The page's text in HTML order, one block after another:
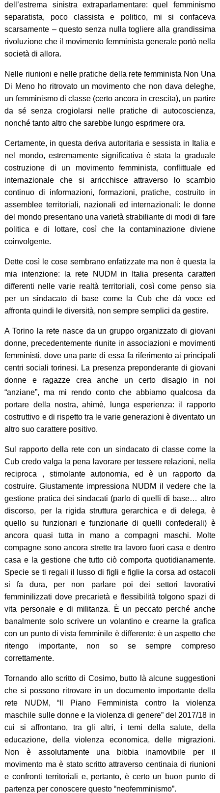
dell’estrema sinistra extraparlamentare: quel femminismo
separatista, poco classista e politico, mi si confaceva
scarsamente – questo senza nulla togliere alla grandissima
rivoluzione che il movimento femminista generale portò nella
società di allora.
Nelle riunioni e nelle pratiche della rete femminista Non Una
Di Meno ho ritrovato un movimento che non dava deleghe,
un femminismo di classe (certo ancora in crescita), un partire
da sé senza crogiolarsi nelle pratiche di autocoscienza,
nonché tanto altro che sarebbe lungo esprimere ora.
Certamente, in questa deriva autoritaria e sessista in Italia e
nel mondo, estremamente significativa è stata la graduale
costruzione di un movimento femminista, conflittuale ed
internazionale che si arricchisce attraverso lo scambio
continuo di informazioni, formazioni, pratiche, costruito in
assemblee territoriali, nazionali ed internazionali: le donne
del mondo presentano una varietà strabiliante di modi di fare
politica e di lottare, così che la contaminazione diviene
coinvolgente.
Dette così le cose sembrano enfatizzate ma non è questa la
mia intenzione: la rete NUDM in Italia presenta caratteri
differenti nelle varie realtà territoriali, così come penso sia
per un sindacato di base come la Cub che dà voce ed
affronta quindi le diversità, non sempre semplici da gestire.
A Torino la rete nasce da un gruppo organizzato di giovani
donne, precedentemente riunite in associazioni e movimenti
femministi, dove una parte di essa fa riferimento ai principali
centri sociali torinesi. La presenza preponderante di giovani
donne e ragazze crea anche un certo disagio in noi
“anziane”, ma mi rendo conto che abbiamo qualcosa da
portare della nostra, ahimè, lunga esperienza: il rapporto
costruttivo e di rispetto tra le varie generazioni è diventato un
altro suo carattere positivo.
Sul rapporto della rete con un sindacato di classe come la
Cub credo valga la pena lavorare per tessere relazioni, nella
reciproca , stimolante autonomia, ed è un rapporto da
costruire. Giustamente impressiona NUDM il vedere che la
gestione pratica dei sindacati (parlo di quelli di base… altro
discorso, per la rigida struttura gerarchica e di delega, è
quello su funzionari e funzionarie di quelli confederali) è
ancora quasi tutta in mano a compagni maschi. Molte
compagne sono ancora strette tra lavoro fuori casa e dentro
casa e la gestione che tutto ciò comporta quotidianamente.
Specie se ti regali il lusso di figli e figlie la corsa ad ostacoli
si fa dura, per non parlare poi dei settori lavorativi
femminilizzati dove precarietà e flessibilità tolgono spazi di
vita personale e di militanza. È un peccato perché anche
banalmente solo scrivere un volantino e crearne la grafica
con un punto di vista femminile è differente: è un aspetto che
ritengo importante, non so se sempre compreso
correttamente.
Tornando allo scritto di Cosimo, butto là alcune suggestioni
che si possono ritrovare in un documento importante della
rete NUDM, “Il Piano Femminista contro la violenza
maschile sulle donne e la violenza di genere” del 2017/18 in
cui si affrontano, tra gli altri, i temi della salute, della
educazione, della violenza economica, delle migrazioni.
Non è assolutamente una bibbia inamovibile per il
movimento ma è stato scritto attraverso centinaia di riunioni
e confronti territoriali e, pertanto, è certo un buon punto di
partenza per conoscere questo “neofemminismo”.